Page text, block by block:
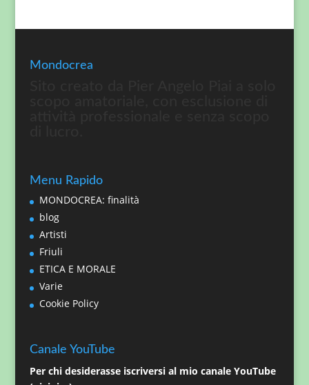
Mondocrea
Menu Rapido
MONDOCREA: finalità
blog
Artisti
Friuli
ETICA E MORALE
Varie
Cookie Policy
Canale YouTube
Per chi desiderasse iscriversi al mio canale YouTube